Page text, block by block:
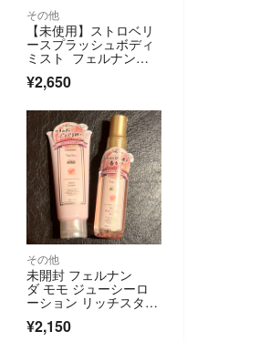
その他
【未使用】ストロベリ
ースプラッシュボディ
ミスト フェルナン
ダ 苺 限定品 日本製
¥2,650
その他
未開封 フェルナン
ダ モモ ジューシーロ
ーション リッチスタイ
¥2,150